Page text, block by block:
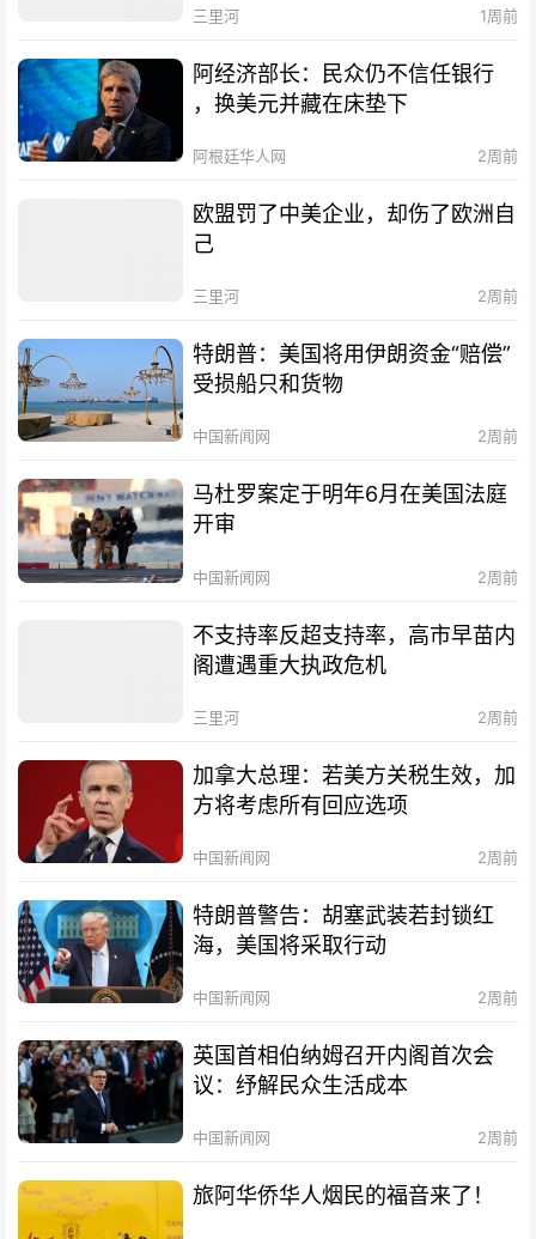
三里河 1周前
阿经济部长：民众仍不信任银行
，换美元并藏在床垫下
阿根廷华人网 2周前
欧盟罚了中美企业，却伤了欧洲自
己
三里河 2周前
特朗普：美国将用伊朗资金“赔偿”
受损船只和货物
中国新闻网 2周前
马杜罗案定于明年6月在美国法庭
开审
中国新闻网 2周前
不支持率反超支持率，高市早苗内
阁遭遇重大执政危机
三里河 2周前
加拿大总理：若美方关税生效，加
方将考虑所有回应选项
中国新闻网 2周前
特朗普警告：胡塞武装若封锁红
海，美国将采取行动
中国新闻网 2周前
英国首相伯纳姆召开内阁首次会
议：纾解民众生活成本
中国新闻网 2周前
旅阿华侨华人烟民的福音来了！